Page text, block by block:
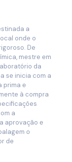
a
onde o
De
mestre em
da
se inicia com a
prima e
à compra
a
aprovação e
o
de